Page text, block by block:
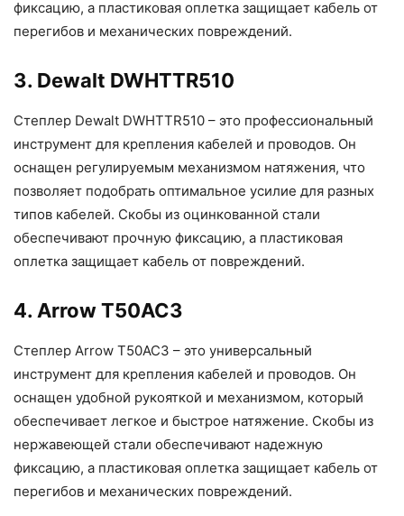
фиксацию, а пластиковая оплетка защищает кабель от
перегибов и механических повреждений.
3. Dewalt DWHTTR510
Степлер Dewalt DWHTTR510 – это профессиональный
инструмент для крепления кабелей и проводов. Он
оснащен регулируемым механизмом натяжения, что
позволяет подобрать оптимальное усилие для разных
типов кабелей. Скобы из оцинкованной стали
обеспечивают прочную фиксацию, а пластиковая
оплетка защищает кабель от повреждений.
4. Arrow T50AC3
Степлер Arrow T50AC3 – это универсальный
инструмент для крепления кабелей и проводов. Он
оснащен удобной рукояткой и механизмом, который
обеспечивает легкое и быстрое натяжение. Скобы из
нержавеющей стали обеспечивают надежную
фиксацию, а пластиковая оплетка защищает кабель от
перегибов и механических повреждений.